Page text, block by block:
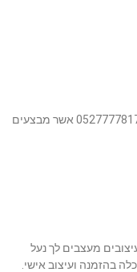
הפורטל שאתה גולש בו ברגע זה . לפרסום חייג 0527777817 אשר מבצעים
מעצבים לך נעל
בהזמנה ועיצוב אישי.